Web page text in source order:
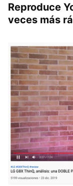
Reproduce
veces más